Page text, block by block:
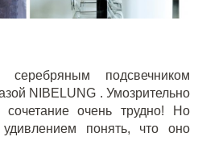
серебряным подсвечником
NIBELUNG . Умозрительно
сочетание очень трудно! Но
понять, что оно